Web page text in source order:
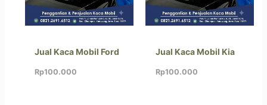
Jual Kaca Mobil Ford
Rp100.000
Jual Kaca Mobil Kia
Rp100.000